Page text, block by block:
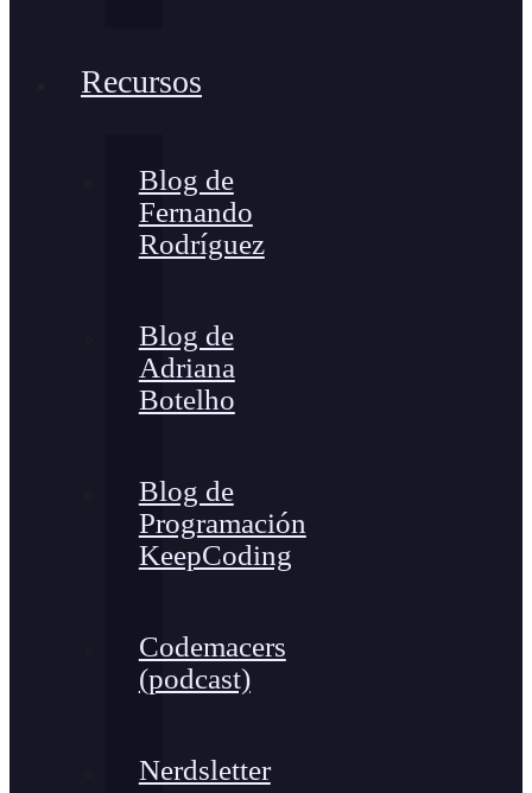
Recursos
Blog de
Fernando
Rodríguez
Blog de
Adriana
Botelho
Blog de
Programación
KeepCoding
Codemacers
(podcast)
Nerdsletter